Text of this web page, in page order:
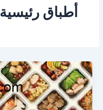
أطباق رئيسية